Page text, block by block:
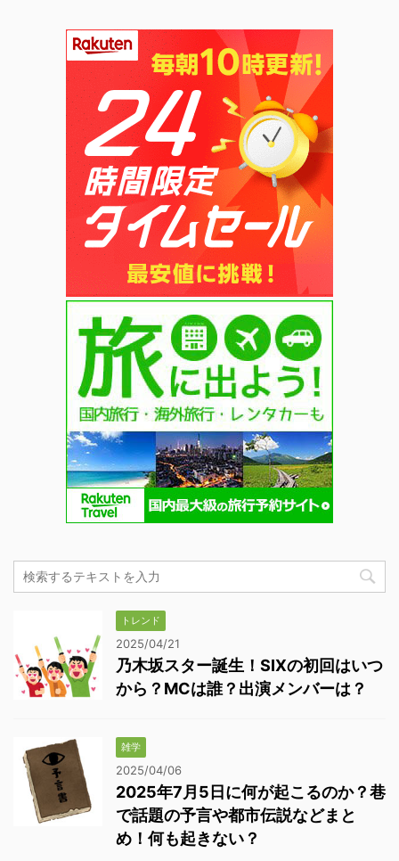
トレンド
2025/04/21
乃木坂スター誕生！SIXの初回はいつ
から？MCは誰？出演メンバーは？
雑学
2025/04/06
2025年7月5日に何が起こるのか？巷
で話題の予言や都市伝説などまと
め！何も起きない？